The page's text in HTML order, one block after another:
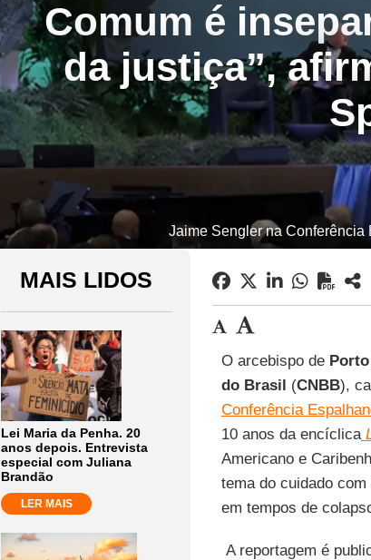
Comum é
da justiça”,
Jaime Sengler na Conferência
MAIS LIDOS
Lei Maria da Penha. 20
anos depois. Entrevista
especial com Juliana
Brandão
LER MAIS
O arcebispo de
do Brasil (CNBB),
Conferência
10 anos da encíclica
Americano e
tema do cuidado
em tempos de
A reportagem é